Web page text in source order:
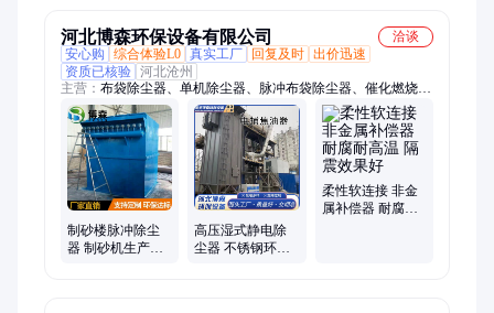
河北博森环保设备有限公司
洽谈
安心购
综合体验L0 真实工厂 回复及时 出价迅速
资质已核验 河北沧州
主营： 布袋除尘器、单机除尘器、脉冲布袋除尘器、催化燃烧设
备、催化燃烧一体机、催化燃烧厂家、活性炭吸附箱、电捕焦油
器、喷淋塔、锅炉除尘器、危废间、滤筒除尘器、湿电除尘器、
打磨除尘平台、旋风除尘器、活性炭吸附装置、rCO催化燃烧设
备。、沸石转轮催化燃烧设备、rto蓄热式催化燃烧设备、不锈钢
喷淋塔、脱硫脱硝设备、玻璃钢喷淋塔脱硫塔、油烟净化器、光
氧净化器
制砂楼脉冲除尘
器 制砂机生产线
高压湿式静电除
尘器 不锈钢环保
柔性软连接 非金
属补偿器 耐腐耐